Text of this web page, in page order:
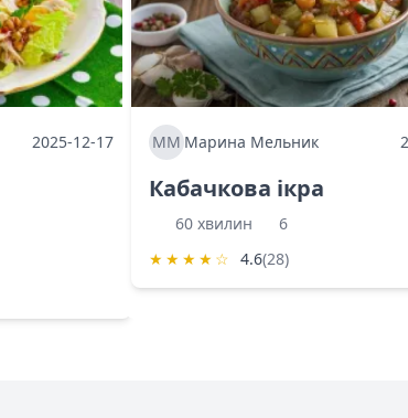
2025-12-17 ММ Марина Мельник
Кабачкова ікра
60 хвилин
6
★ ★ ★ ★ ☆ 4.6(28)